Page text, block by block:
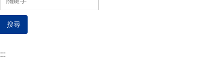
認識貢小(About our school)
貢小團隊(Administrative team)
搜尋
:::